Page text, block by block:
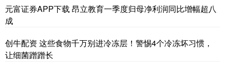
元富证券APP下载 昂立教育一季度归母净利润同比增幅超八
成
创牛配资 这些食物千万别进冷冻层！警惕4个冷冻坏习惯，
让细菌蹭蹭长